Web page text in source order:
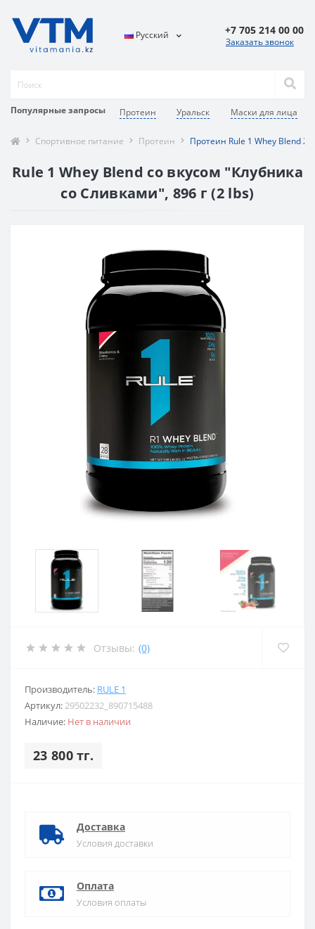
Популярные запросы Протеин Уральск Маски для лица
Русский +7 705 214 00 00
Заказать звонок
Спортивное питание Протеин Протеин Rule 1 Whey Blend 2
Rule 1 Whey Blend со вкусом "Клубника
со Сливками", 896 г (2 lbs)
Отзывы: (0)
Производитель: RULE 1
Артикул:29502232_890715488
Наличие: Нет в наличии
23 800 тг.
Доставка
Условия доставки
Оплата
Условия оплаты